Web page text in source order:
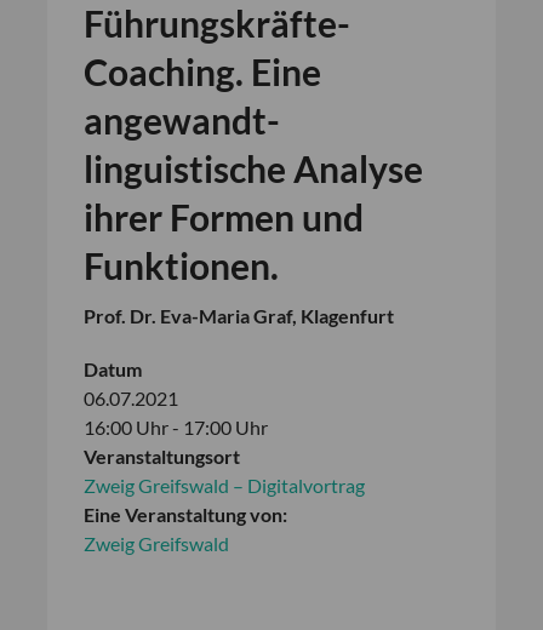
Führungskräfte-
Coaching. Eine
angewandt-
linguistische Analyse
ihrer Formen und
Funktionen.
Prof. Dr. Eva-Maria Graf, Klagenfurt
Datum
06.07.2021
16:00 Uhr - 17:00 Uhr
Veranstaltungsort
Zweig Greifswald – Digitalvortrag
Eine Veranstaltung von:
Zweig Greifswald